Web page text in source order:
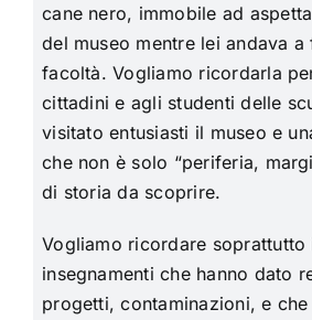
cane nero, immobile ad
del museo mentre lei andava
facoltà. Vogliamo ricordarla
cittadini e agli studenti delle
visitato entusiasti il museo e
che non è solo “periferia,
di storia da scoprire.
Vogliamo ricordare soprattutto
insegnamenti che hanno dato
progetti, contaminazioni, e